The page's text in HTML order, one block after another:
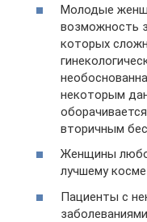
Молодые
возможность
которых
некоторым
вторичным
Женщины
лучшему
Пациенты с